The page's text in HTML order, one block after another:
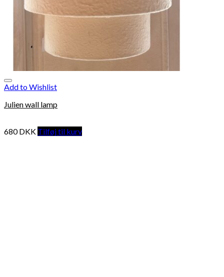
Add to Wishlist
Julien wall lamp
680DKK Tilføj til kurv